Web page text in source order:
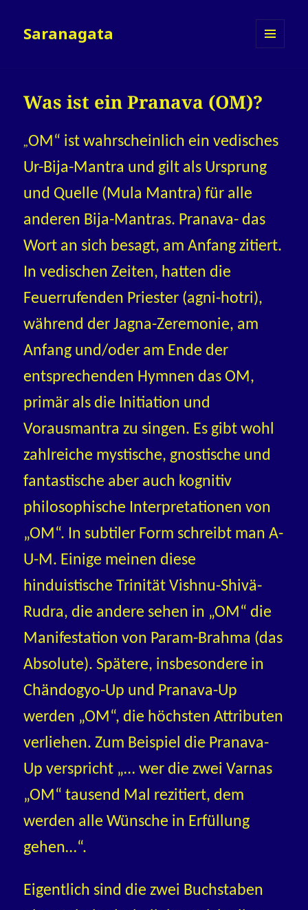
Saranagata
Was ist ein Pranava (OM)?
„OM“ ist wahrscheinlich ein vedisches
Ur-Bija-Mantra und gilt als Ursprung
und Quelle (Mula Mantra) für alle
anderen Bija-Mantras. Pranava- das
Wort an sich besagt, am Anfang zitiert.
In vedischen Zeiten, hatten die
Feuerrufenden Priester (agni-hotri),
während der Jagna-Zeremonie, am
Anfang und/oder am Ende der
entsprechenden Hymnen das OM,
primär als die Initiation und
Vorausmantra zu singen. Es gibt wohl
zahlreiche mystische, gnostische und
fantastische aber auch kognitiv
philosophische Interpretationen von
„OM“. In subtiler Form schreibt man A-
U-M. Einige meinen diese
hinduistische Trinität Vishnu-Shivä-
Rudra, die andere sehen in „OM“ die
Manifestation von Param-Brahma (das
Absolute). Spätere, insbesondere in
Chändogyo-Up und Pranava-Up
werden „OM“, die höchsten Attributen
verliehen. Zum Beispiel die Pranava-
Up verspricht „… wer die zwei Varnas
„OM“ tausend Mal rezitiert, dem
werden alle Wünsche in Erfüllung
gehen…“.
Eigentlich sind die zwei Buchstaben